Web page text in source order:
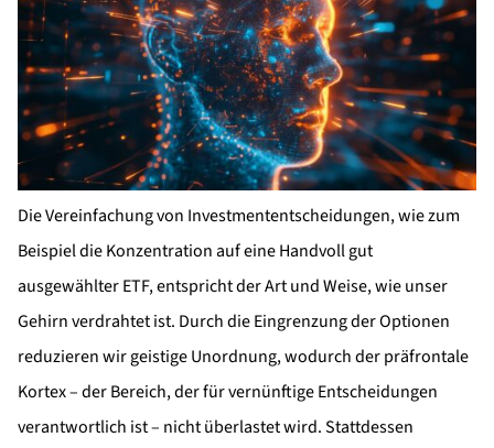
Die Vereinfachung von Investmententscheidungen, wie zum
Beispiel die Konzentration auf eine Handvoll gut
ausgewählter ETF, entspricht der Art und Weise, wie unser
Gehirn verdrahtet ist. Durch die Eingrenzung der Optionen
reduzieren wir geistige Unordnung, wodurch der präfrontale
Kortex – der Bereich, der für vernünftige Entscheidungen
verantwortlich ist – nicht überlastet wird. Stattdessen